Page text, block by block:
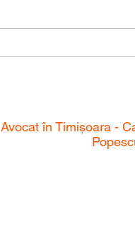
Avocat în Timișoara -